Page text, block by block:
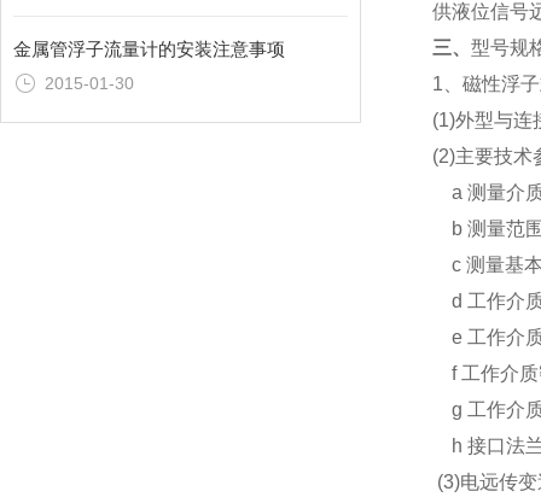
金属管浮子流量计的安装注意事项
2015-01-30
供液位信号
三、 型号规
1、磁性浮
(1)外型与连
(2)主要技术
a 测量介
b 测量范
c 测量基
d 工作介
e 工作介
f 工作介质
g 工作介
h 接口法
(3)电远传